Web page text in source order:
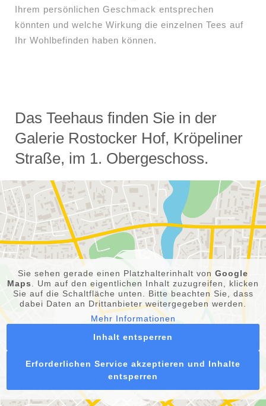
Ihrem persönlichen Geschmack entsprechen
könnten und welche Wirkung die einzelnen Tees auf
Ihr Wohlbefinden haben können.
Das Teehaus finden Sie in der
Galerie Rostocker Hof, Kröpeliner
Straße, im 1. Obergeschoss.
Sie sehen gerade einen Platzhalterinhalt von Google
Maps. Um auf den eigentlichen Inhalt zuzugreifen, klicken
Sie auf die Schaltfläche unten. Bitte beachten Sie, dass
dabei Daten an Drittanbieter weitergegeben werden.
Mehr Informationen
Inhalt entsperren
Erforderlichen Service akzeptieren und Inhalte
entsperren